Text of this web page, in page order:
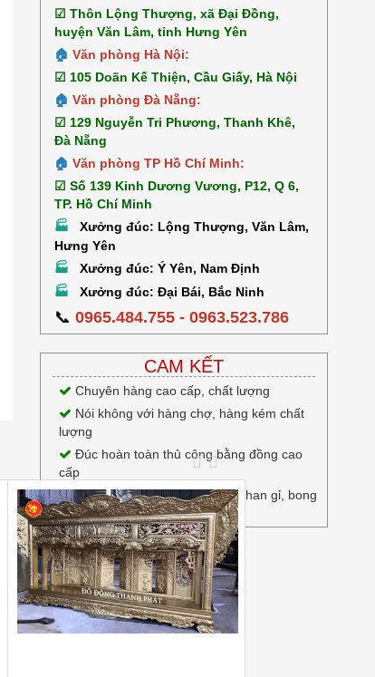
☑ Thôn Lộng Thượng, xã Đại Đồng,
huyện Văn Lâm, tỉnh Hưng Yên
🏠Văn phòng Hà Nội:
☑ 105 Doãn Kế Thiện, Cầu Giấy, Hà Nội
🏠Văn phòng Đà Nẵng:
☑ 129 Nguyễn Tri Phương, Thanh Khê,
Đà Nẵng
🏠Văn phòng TP Hồ Chí Minh:
☑ Số 139 Kinh Dương Vương, P12, Q 6,
TP. Hồ Chí Minh
🏭
Xưởng đúc: Lộng Thượng, Văn Lâm,
Hưng Yên
🏭 Xưởng đúc: Ý Yên, Nam Định
🏭 Xưởng đúc: Đại Bái, Bắc Ninh
📞0965.484.755 - 0963.523.786
CAM KẾT
Chuyên hàng cao cấp, chất lượng
Nói không với hàng chợ, hàng kém chất
lượng
Đúc hoàn toàn thủ công bằng đồng cao
cấp
Chất lượng hàng đầu, Không han gỉ, bong
tróc, oxi hóa